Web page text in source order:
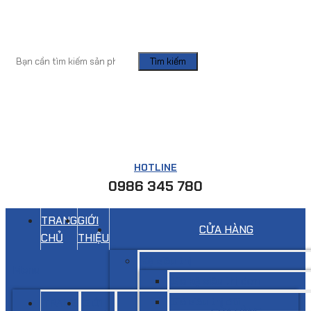
Tìm kiếm
HOTLINE
0986 345 780
TRANG
CHỦ
GIỚI
THIỆU
CỬA HÀNG
TRANG